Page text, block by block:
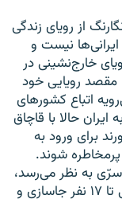
از رویای زندگی
نیست و
خارج‌نشینی در
مقصد رویایی خود
اتباع کشورهای
حالا با قاچاق
برای ورود به
شوند.
به نظر می‌رسد،
در خودرویی که ظرفیتش ۵ نفر است، گاهی تا ١٧ نفر جاسازی و